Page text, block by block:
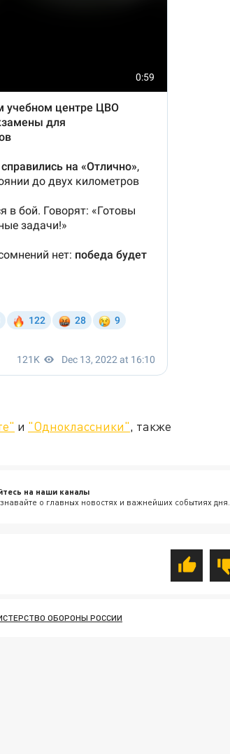
и "Одноклассники", также
на наши каналы
о главных новостях и важнейших событиях дня.
ОБОРОНЫ РОССИИ